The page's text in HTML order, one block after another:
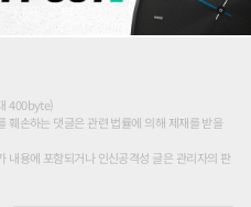
400byte)
훼손하는 댓글은 관련 법률에 의해 제재를 받을
내용에 포함되거나 인신공격성 글은 관리자의 판